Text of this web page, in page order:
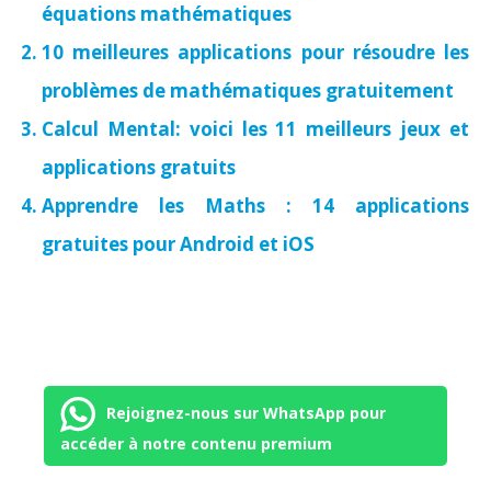
équations mathématiques
10 meilleures applications pour résoudre les
problèmes de mathématiques gratuitement
Calcul Mental: voici les 11 meilleurs jeux et
applications gratuits
Apprendre les Maths : 14 applications
gratuites pour Android et iOS
Rejoignez-nous sur WhatsApp pour
accéder à notre contenu premium